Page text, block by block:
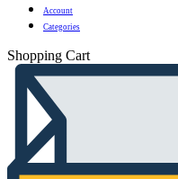
Account
Categories
Shopping Cart